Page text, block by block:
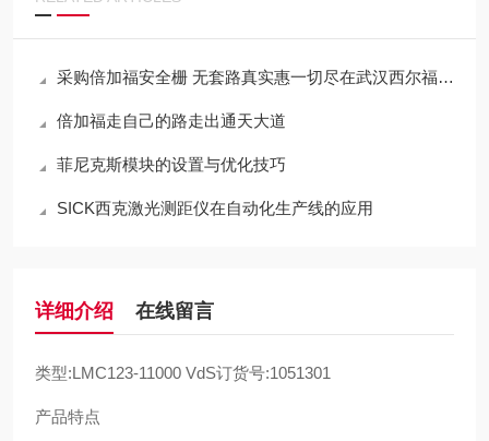
采购倍加福安全栅 无套路真实惠一切尽在武汉西尔福贸易
倍加福走自己的路走出通天大道
菲尼克斯模块的设置与优化技巧
SICK西克激光测距仪在自动化生产线的应用
详细介绍 在线留言
类型:LMC123-11000 VdS订货号:1051301
产品特点